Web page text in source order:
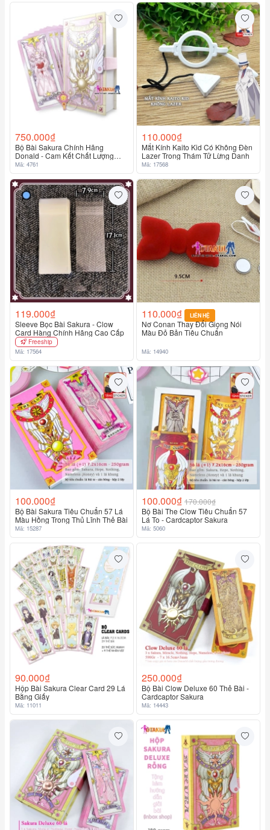
750.000₫
Bộ Bài Sakura Chính Hãng
Donald - Cam Kết Chất Lượng
Cao Chính Hãng 100%
Mã: 4761
110.000₫
Mắt Kính Kaito Kid Có Không Đèn
Lazer Trong Thám Tử Lừng Danh
Mã: 17568
119.000₫
Sleeve Bọc Bài Sakura - Clow
Card Hàng Chính Hãng Cao Cấp
Freeship
Mã: 17564
110.000₫ LIÊN HỆ
Nơ Conan Thay Đổi Giọng Nói
Màu Đỏ Bản Tiêu Chuẩn
Mã: 14940
100.000₫
Bộ Bài Sakura Tiêu Chuẩn 57 Lá
Màu Hồng Trong Thủ Lĩnh Thẻ Bài
Mã: 15287
100.000₫ 170.000₫
Bộ Bài The Clow Tiêu Chuẩn 57
Lá To - Cardcaptor Sakura
Mã: 5060
90.000₫
Hộp Bài Sakura Clear Card 29 Lá
Bằng Giấy
Mã: 11011
250.000₫
Bộ Bài Clow Deluxe 60 Thẻ Bài -
Cardcaptor Sakura
Mã: 14443